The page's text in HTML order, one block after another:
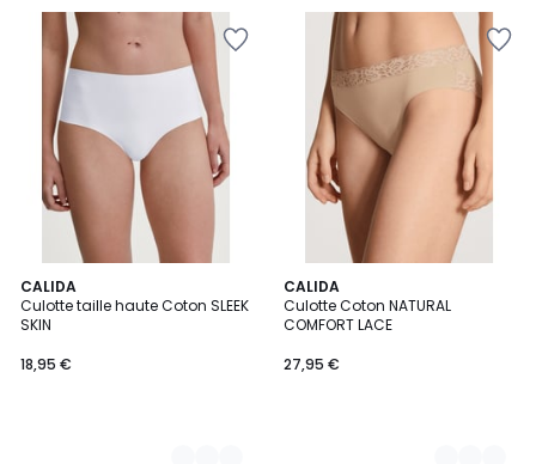
CALIDA
Culotte taille haute Coton SLEEK
SKIN
18,95 €
3
Couleurs
CALIDA
Culotte Coton NATURAL
COMFORT LACE
27,95 €
5
Couleurs